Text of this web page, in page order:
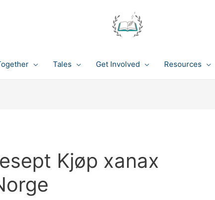
Tales Get Involved Resources
Kjøp xanax